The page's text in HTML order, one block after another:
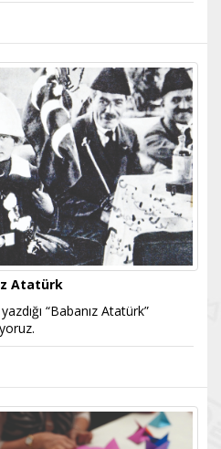
Atatürk
“Babanız Atatürk”